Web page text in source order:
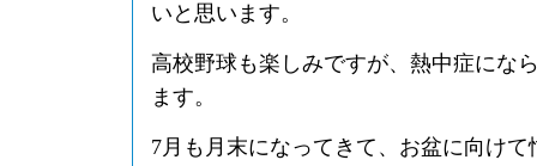
いと思います。
高校野球も楽しみですが、熱中症にな
ます。
7月も月末になってきて、お盆に向け